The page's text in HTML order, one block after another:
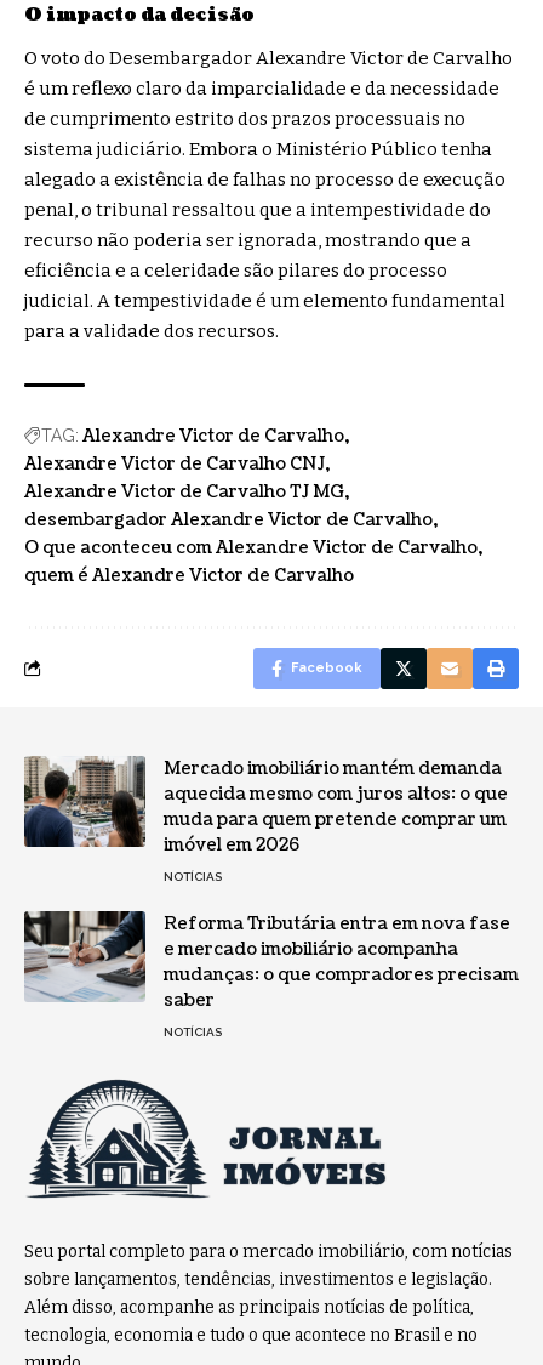
O impacto da decisão
O voto do Desembargador Alexandre Victor de Carvalho
é um reflexo claro da imparcialidade e da necessidade
de cumprimento estrito dos prazos processuais no
sistema judiciário. Embora o Ministério Público tenha
alegado a existência de falhas no processo de execução
penal, o tribunal ressaltou que a intempestividade do
recurso não poderia ser ignorada, mostrando que a
eficiência e a celeridade são pilares do processo
judicial. A tempestividade é um elemento fundamental
para a validade dos recursos.
TAG: Alexandre Victor de Carvalho
Alexandre Victor de Carvalho CNJ
Alexandre Victor de Carvalho TJ MG
desembargador Alexandre Victor de Carvalho
O que aconteceu com Alexandre Victor de Carvalho
quem é Alexandre Victor de Carvalho
Facebook
Mercado imobiliário mantém demanda
aquecida mesmo com juros altos: o que
muda para quem pretende comprar um
imóvel em 2026
NOTÍCIAS
Reforma Tributária entra em nova fase
e mercado imobiliário acompanha
mudanças: o que compradores precisam
saber
NOTÍCIAS
Seu portal completo para o mercado imobiliário, com notícias
sobre lançamentos, tendências, investimentos e legislação.
Além disso, acompanhe as principais notícias de política,
tecnologia, economia e tudo o que acontece no Brasil e no